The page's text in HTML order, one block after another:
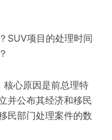
SUV项目的处理时间
心原因是前总理特
并公布其经济和移民
民部门处理案件的数